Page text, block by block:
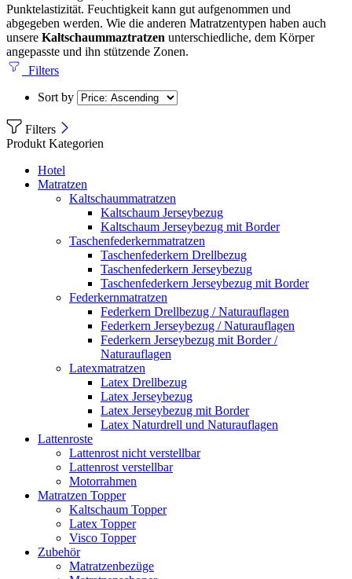
Punktelastizität. Feuchtigkeit kann gut aufgenommen und
abgegeben werden. Wie die anderen Matratzentypen haben auch
unsere Kaltschaummaztratzen unterschiedliche, dem Körper
angepasste und ihn stützende Zonen.
Filters
Sort by
Filters
Produkt Kategorien
Hotel
Matratzen
Kaltschaummatratzen
Kaltschaum Jerseybezug
Kaltschaum Jerseybezug mit Border
Taschenfederkernmatratzen
Taschenfederkern Drellbezug
Taschenfederkern Jerseybezug
Taschenfederkern Jerseybezug mit Border
Federkernmatratzen
Federkern Drellbezug / Naturauflagen
Federkern Jerseybezug / Naturauflagen
Federkern Jerseybezug mit Border /
Naturauflagen
Latexmatratzen
Latex Drellbezug
Latex Jerseybezug
Latex Jerseybezug mit Border
Latex Naturdrell und Naturauflagen
Lattenroste
Lattenrost nicht verstellbar
Lattenrost verstellbar
Motorrahmen
Matratzen Topper
Kaltschaum Topper
Latex Topper
Visco Topper
Zubehör
Matratzenbezüge